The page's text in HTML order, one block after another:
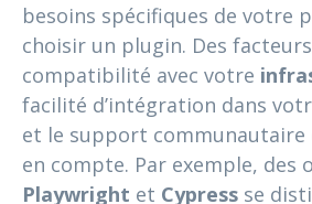
besoins spécifiques de votre
choisir un plugin. Des
compatibilité avec votre
facilité d’intégration dans
et le support
en compte. Par exemple, des
Playwright et Cypress se